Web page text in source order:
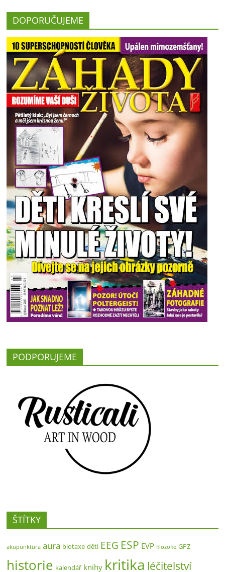
DOPORUČUJEME
PODPORUJEME
ŠTÍTKY
akupunktura aura biotaxe děti EEG ESP EVP filozofie GPZ
historie kalendář knihy kritika léčitelství